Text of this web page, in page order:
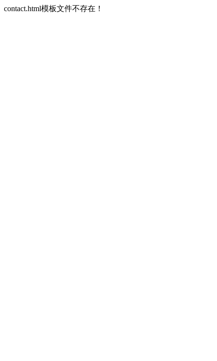
contact.html模板文件不存在！